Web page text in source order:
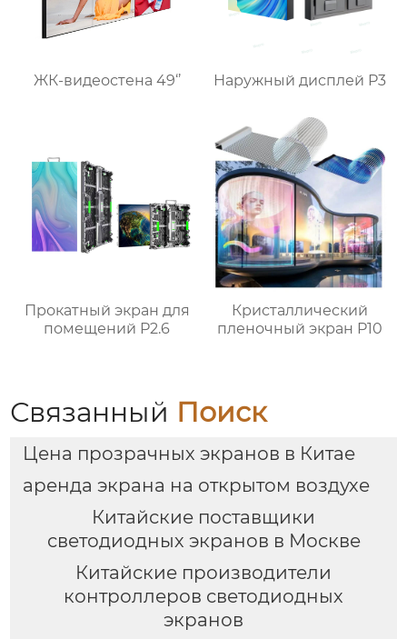
ЖК-видеостена 49‘’ Наружный дисплей P3
Прокатный экран для
помещений P2.6
Кристаллический
пленочный экран P10
Связанный Поиск
Цена прозрачных экранов в Китае
аренда экрана на открытом воздухе
Китайские поставщики
светодиодных экранов в Москве
Китайские производители
контроллеров светодиодных
экранов